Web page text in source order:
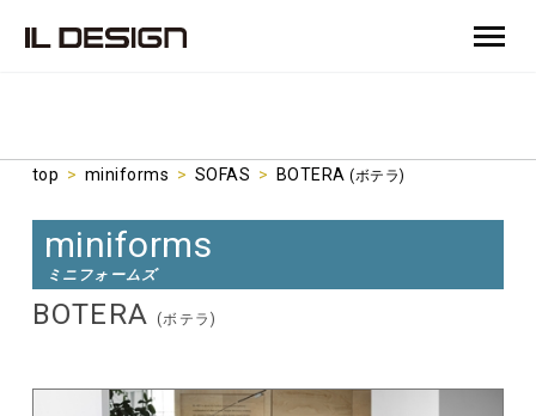
top > miniforms > SOFAS > BOTERA(ボテラ)
miniforms
ミニフォームズ
BOTERA (ボテラ)